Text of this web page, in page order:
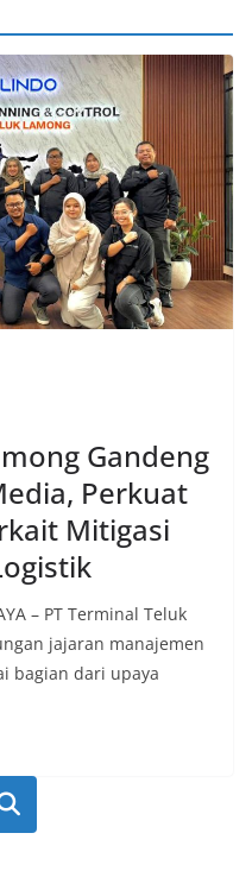
Gandeng
Perkuat
Mitigasi
– PT Terminal Teluk
jajaran manajemen
bagian dari upaya